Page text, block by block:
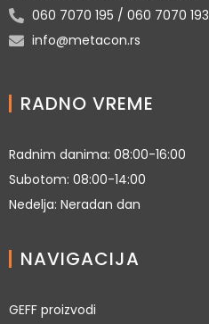
060 7070 195 / 060 7070 193
info@metacon.rs
RADNO VREME
Radnim danima: 08:00-16:00
Subotom: 08:00-14:00
Nedelja: Neradan dan
NAVIGACIJA
GEFF proizvodi